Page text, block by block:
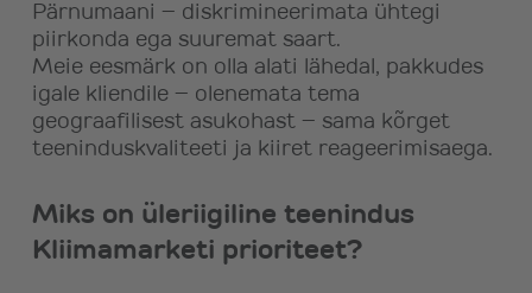
Pärnumaani – diskrimineerimata ühtegi
piirkonda ega suuremat saart.
Meie eesmärk on olla alati lähedal, pakkudes
igale kliendile – olenemata tema
geograafilisest asukohast – sama kõrget
teeninduskvaliteeti ja kiiret reageerimisaega.
Miks on üleriigiline teenindus
Kliimamarketi prioriteet?